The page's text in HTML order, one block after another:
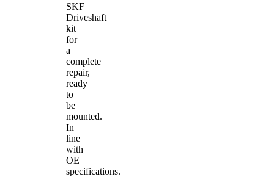
SKF
Driveshaft
kit
for
a
complete
repair,
ready
to
be
mounted.
In
line
with
OE
specifications.